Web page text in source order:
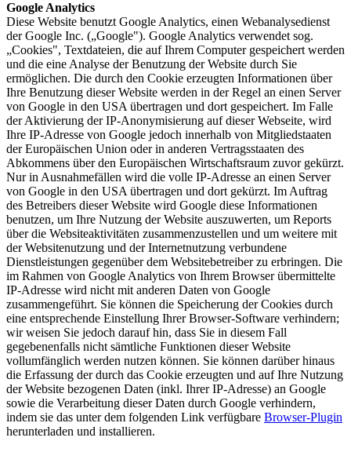
Google Analytics
Diese Website benutzt Google Analytics, einen Webanalysedienst
der Google Inc. („Google"). Google Analytics verwendet sog.
„Cookies", Textdateien, die auf Ihrem Computer gespeichert werden
und die eine Analyse der Benutzung der Website durch Sie
ermöglichen. Die durch den Cookie erzeugten Informationen über
Ihre Benutzung dieser Website werden in der Regel an einen Server
von Google in den USA übertragen und dort gespeichert. Im Falle
der Aktivierung der IP-Anonymisierung auf dieser Webseite, wird
Ihre IP-Adresse von Google jedoch innerhalb von Mitgliedstaaten
der Europäischen Union oder in anderen Vertragsstaaten des
Abkommens über den Europäischen Wirtschaftsraum zuvor gekürzt.
Nur in Ausnahmefällen wird die volle IP-Adresse an einen Server
von Google in den USA übertragen und dort gekürzt. Im Auftrag
des Betreibers dieser Website wird Google diese Informationen
benutzen, um Ihre Nutzung der Website auszuwerten, um Reports
über die Websiteaktivitäten zusammenzustellen und um weitere mit
der Websitenutzung und der Internetnutzung verbundene
Dienstleistungen gegenüber dem Websitebetreiber zu erbringen. Die
im Rahmen von Google Analytics von Ihrem Browser übermittelte
IP-Adresse wird nicht mit anderen Daten von Google
zusammengeführt. Sie können die Speicherung der Cookies durch
eine entsprechende Einstellung Ihrer Browser-Software verhindern;
wir weisen Sie jedoch darauf hin, dass Sie in diesem Fall
gegebenenfalls nicht sämtliche Funktionen dieser Website
vollumfänglich werden nutzen können. Sie können darüber hinaus
die Erfassung der durch das Cookie erzeugten und auf Ihre Nutzung
der Website bezogenen Daten (inkl. Ihrer IP-Adresse) an Google
sowie die Verarbeitung dieser Daten durch Google verhindern,
indem sie das unter dem folgenden Link verfügbare Browser-Plugin
herunterladen und installieren.